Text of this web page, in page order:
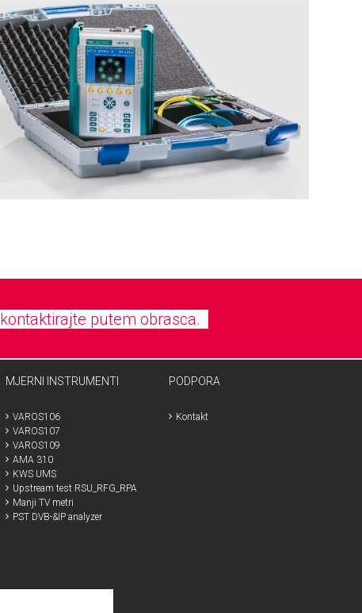
kontaktirajte putem obrasca.
MJERNI INSTRUMENTI
VAROS106
VAROS107
VAROS109
AMA 310
KWS UMS
Upstream test RSU_RFG_RPA
Manji TV metri
PST DVB-&IP analyzer
PODPORA
Kontakt